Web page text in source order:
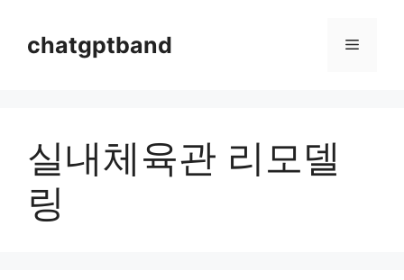
chatgptband 메
실내체육관 리모델
링